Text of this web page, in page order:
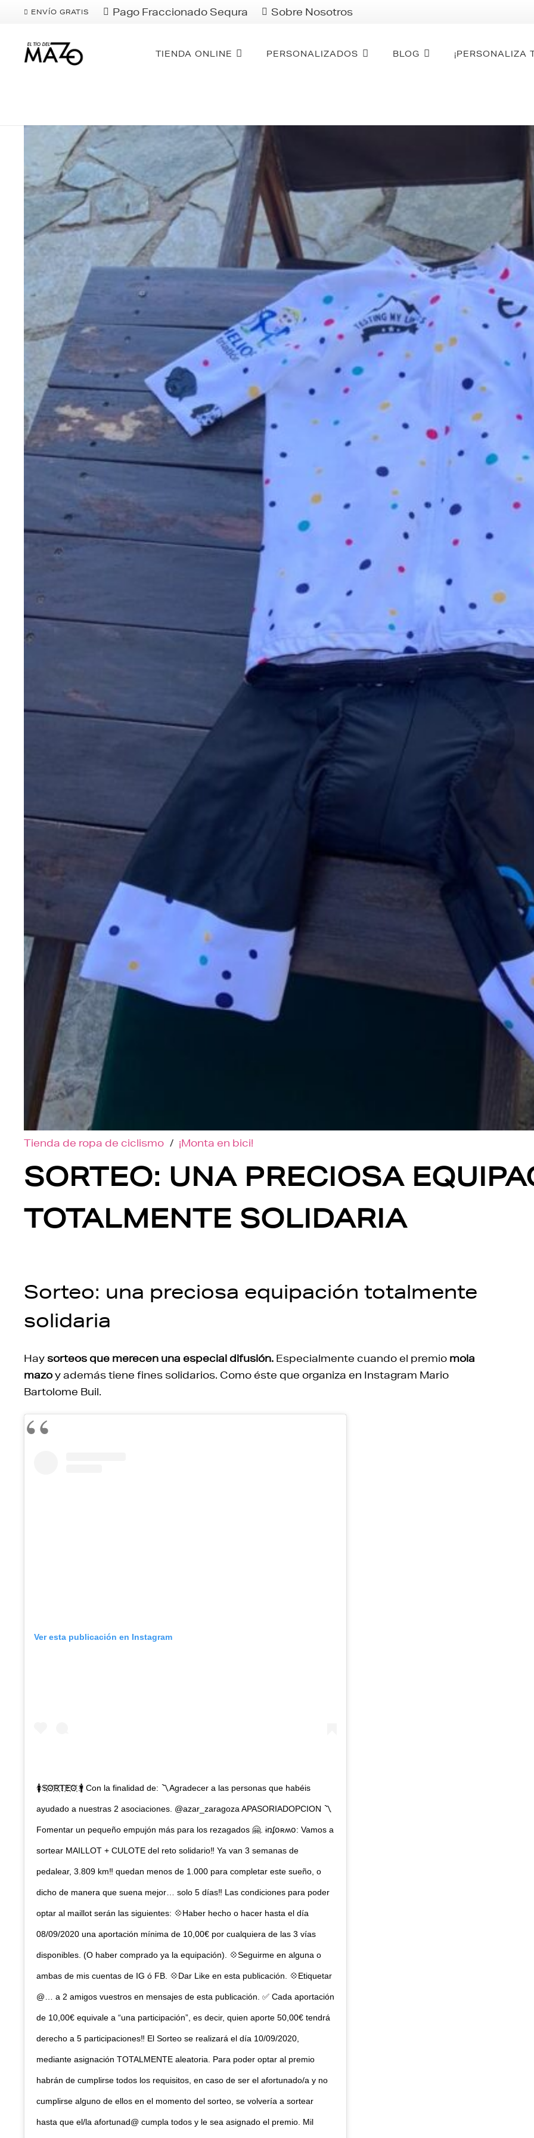
ENVÍO GRATIS Pago Fraccionado Sequra Sobre Nosotros
TIENDA ONLINE PERSONALIZADOS BLOG ¡PERSONALIZA
Tienda de ropa de ciclismo / ¡Monta en bici!
SORTEO: UNA PRECIOSA
TOTALMENTE SOLIDARIA
Sorteo: una preciosa equipación totalmente
solidaria
Haysorteos que merecen una especial difusión. Especialmente cuando el premio mola
mazoy además tiene fines solidarios. Como éste que organiza en Instagram Mario
Bartolome Buil.
Ver esta publicación en Instagram
🚺S҉O҉R҉T҉E҉O҉ 🚹 Con la finalidad de: 〽️Agradecer a las personas que habéis
ayudado a nuestras 2 asociaciones. @azar_zaragoza APASORIADOPCION 〽️
Fomentar un pequeño empujón más para los rezagados 🤗. ɨռʄօʀʍօ: Vamos a
sortear MAILLOT + CULOTE del reto solidario‼️ Ya van 3 semanas de
pedalear, 3.809 km‼️ quedan menos de 1.000 para completar este sueño, o
dicho de manera que suena mejor… solo 5 días‼️ Las condiciones para poder
optar al maillot serán las siguientes: 💠Haber hecho o hacer hasta el día
08/09/2020 una aportación mínima de 10,00€ por cualquiera de las 3 vías
disponibles. (O haber comprado ya la equipación). 💠Seguirme en alguna o
ambas de mis cuentas de IG ó FB. 💠Dar Like en esta publicación. 💠Etiquetar
@… a 2 amigos vuestros en mensajes de esta publicación. ✅ Cada aportación
de 10,00€ equivale a “una participación”, es decir, quien aporte 50,00€ tendrá
derecho a 5 participaciones‼️ El Sorteo se realizará el día 10/09/2020,
mediante asignación TOTALMENTE aleatoria. Para poder optar al premio
habrán de cumplirse todos los requisitos, en caso de ser el afortunado/a y no
cumplirse alguno de ellos en el momento del sorteo, se volvería a sortear
hasta que el/la afortunad@ cumpla todos y le sea asignado el premio. Mil